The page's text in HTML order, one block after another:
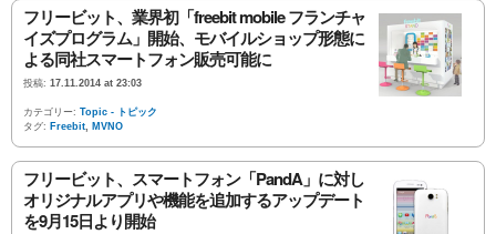
フリービット、業界初「freebit mobile フランチャ
イズプログラム」開始、モバイルショップ形態に
よる同社スマートフォン販売可能に
投稿: 17.11.2014 at 23:03
カテゴリー: Topic - トピック
タグ: Freebit, MVNO
フリービット、スマートフォン「PandA」に対し
オリジナルアプリや機能を追加するアップデート
を9月15日より開始